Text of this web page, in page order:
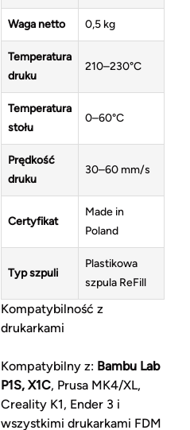
Waga netto 0,5 kg
Temperatura
druku
210–230°C
Temperatura
stołu
0–60°C
Prędkość
druku
30–60 mm/s
Certyfikat
Made in
Poland
Typ szpuli
Plastikowa
szpula ReFill
Kompatybilność z
drukarkami
Kompatybilny z: Bambu Lab
P1S, X1C, Prusa MK4/XL,
Creality K1, Ender 3 i
wszystkimi drukarkami FDM